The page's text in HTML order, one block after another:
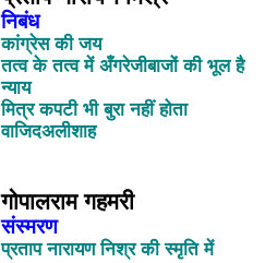
निबंध
कांग्रेस की जय
तत्व के तत्व में अँगरेजीबाजों की भूल है
न्याय
मित्र कपटी भी बुरा नहीं होता
वाजिदअलीशाह
गोपालराम गहमरी
संस्मरण
प्रताप नारायण निश्र की स्मृति में